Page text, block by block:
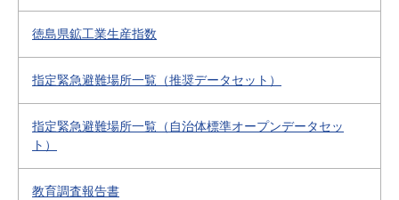
徳島県鉱工業生産指数
指定緊急避難場所一覧（推奨データセット）
指定緊急避難場所一覧（自治体標準オープンデータセッ
ト）
教育調査報告書